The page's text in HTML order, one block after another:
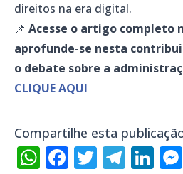
direitos na era digital.
📌 Acesse o artigo completo
aprofunde-se nesta
o debate sobre a
CLIQUE AQUI
Compartilhe esta
WhatsApp
Facebook
Twitter